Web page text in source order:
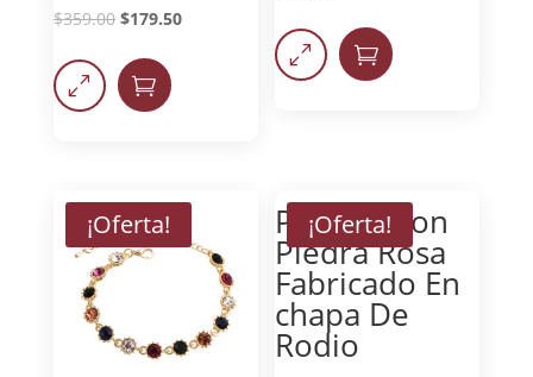
$359.00 $179.50
0 
0 
¡Oferta! ¡Oferta!
Pulsera Con
Piedra Rosa
Fabricado En
chapa De
Rodio